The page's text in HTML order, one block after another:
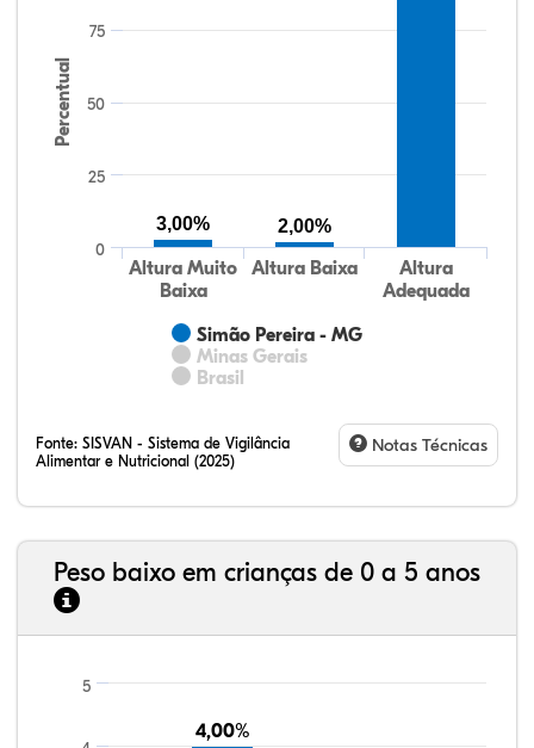
Percentual
Simão Pereira - MG
Minas Gerais
Brasil
Altura Muito
Baixa
Altura Baixa
Altura
Adequada
0
25
50
75
3,00% 2,00%
Fonte: SISVAN - Sistema de Vigilância
Alimentar e Nutricional (2025)
Notas Técnicas
Peso baixo em crianças de 0 a 5 anos
4,00%
4,00%
5